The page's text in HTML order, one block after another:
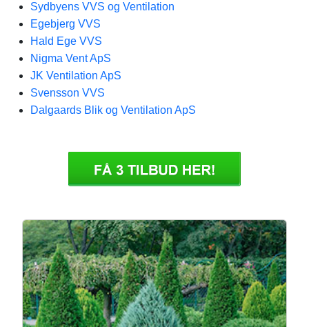
Sydbyens VVS og Ventilation
Egebjerg VVS
Hald Ege VVS
Nigma Vent ApS
JK Ventilation ApS
Svensson VVS
Dalgaards Blik og Ventilation ApS